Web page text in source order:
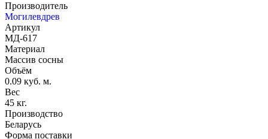
Производитель
Могилевдрев
Артикул
МД-617
Материал
Массив сосны
Объём
0.09 куб. м.
Вес
45 кг.
Производство
Беларусь
Форма поставки